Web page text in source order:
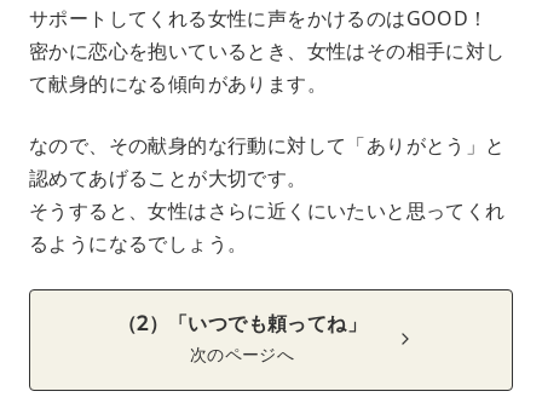
サポートしてくれる女性に声をかけるのはGOOD！
密かに恋心を抱いているとき、女性はその相手に対し
て献身的になる傾向があります。
なので、その献身的な行動に対して「ありがとう」と
認めてあげることが大切です。
そうすると、女性はさらに近くにいたいと思ってくれ
るようになるでしょう。
（2）「いつでも頼ってね」
次のページへ